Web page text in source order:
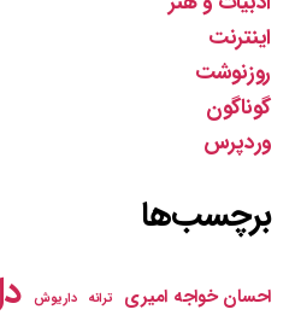
اینترنت
روزنوشت
گوناگون
وردپرس
برچسب‌ها
احسان خواجه امیری ترانه داریوش